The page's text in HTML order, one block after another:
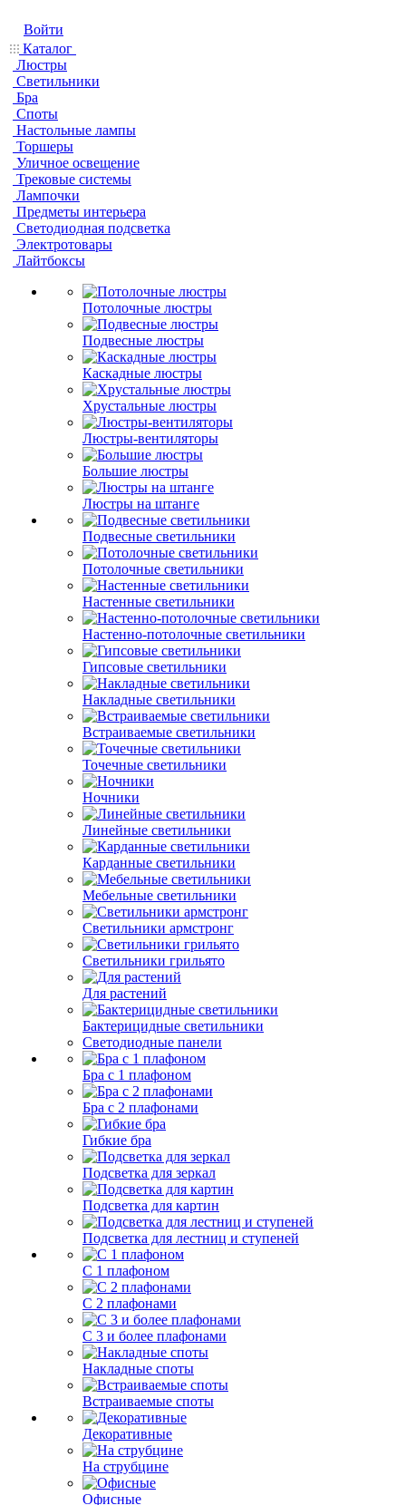
Войти
Каталог
Люстры
Светильники
Бра
Споты
Настольные лампы
Торшеры
Уличное освещение
Трековые системы
Лампочки
Предметы интерьера
Светодиодная подсветка
Электротовары
Лайтбоксы
Потолочные люстры
Подвесные люстры
Каскадные люстры
Хрустальные люстры
Люстры-вентиляторы
Большие люстры
Люстры на штанге
Подвесные светильники
Потолочные светильники
Настенные светильники
Настенно-потолочные светильники
Гипсовые светильники
Накладные светильники
Встраиваемые светильники
Точечные светильники
Ночники
Линейные светильники
Карданные светильники
Мебельные светильники
Светильники армстронг
Светильники грильято
Для растений
Бактерицидные светильники
Светодиодные панели
Бра с 1 плафоном
Бра с 2 плафонами
Гибкие бра
Подсветка для зеркал
Подсветка для картин
Подсветка для лестниц и ступеней
С 1 плафоном
С 2 плафонами
С 3 и более плафонами
Накладные споты
Встраиваемые споты
Декоративные
На струбцине
Офисные